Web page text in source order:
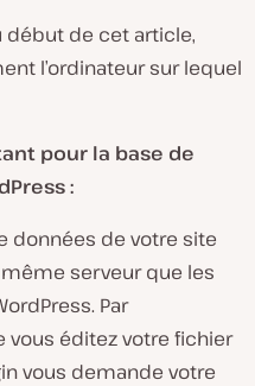
début de cet article,
l’ordinateur sur lequel
pour la base de
:
données de votre site
serveur que les
Par
vous éditez votre fichier
vous demande votre